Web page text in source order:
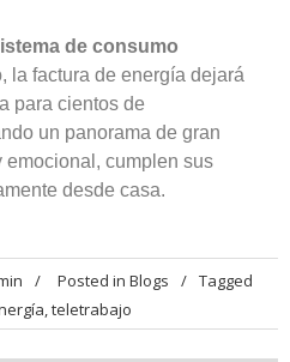
de consumo
la factura de energía dejará
para cientos de
un panorama de gran
cumplen sus
desde casa.
Posted in Blogs
Tagged
,teletrabajo